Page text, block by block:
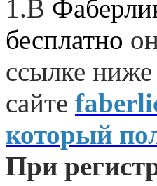
1.В
бесплатно
ссылке
сайте
который
При